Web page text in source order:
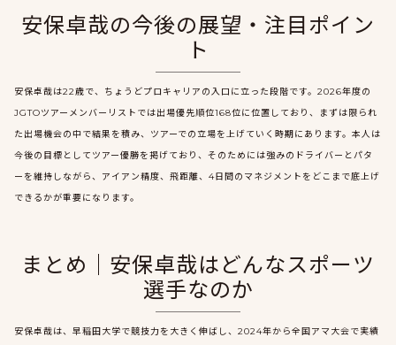
安保卓哉の今後の展望・注目ポイン
ト
安保卓哉は22歳で、ちょうどプロキャリアの入口に立った段階です。2026年度の
JGTOツアーメンバーリストでは出場優先順位168位に位置しており、まずは限られ
た出場機会の中で結果を積み、ツアーでの立場を上げていく時期にあります。本人は
今後の目標としてツアー優勝を掲げており、そのためには強みのドライバーとパタ
ーを維持しながら、アイアン精度、飛距離、4日間のマネジメントをどこまで底上げ
できるかが重要になります。
まとめ｜安保卓哉はどんなスポーツ
選手なのか
安保卓哉は、早稲田大学で競技力を大きく伸ばし、2024年から全国アマ大会で実績